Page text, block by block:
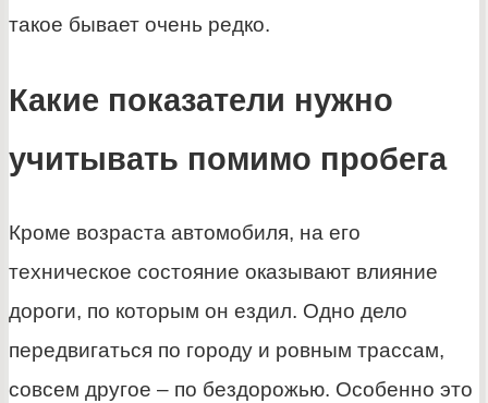
такое бывает очень редко.
Какие показатели нужно
учитывать помимо пробега
Кроме возраста автомобиля, на его
техническое состояние оказывают влияние
дороги, по которым он ездил. Одно дело
передвигаться по городу и ровным трассам,
совсем другое – по бездорожью. Особенно это